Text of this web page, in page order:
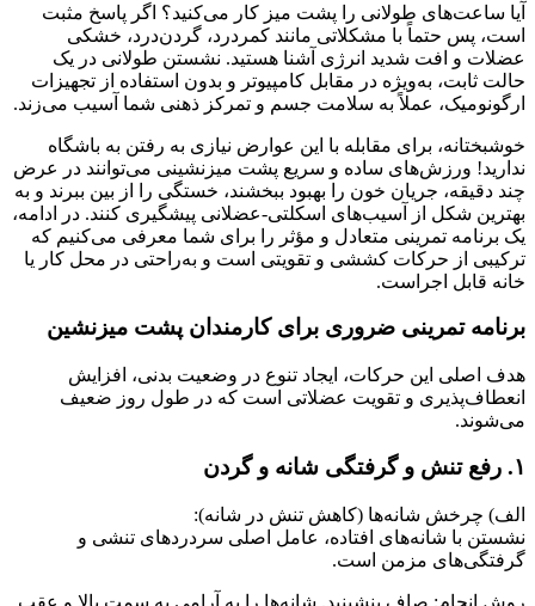
آیا ساعت‌های طولانی را پشت میز کار می‌کنید؟ اگر پاسخ مثبت
است، پس حتماً با مشکلاتی مانند کمردرد، گردن‌درد، خشکی
عضلات و افت شدید انرژی آشنا هستید. نشستن طولانی در یک
حالت ثابت، به‌ویژه در مقابل کامپیوتر و بدون استفاده از تجهیزات
ارگونومیک، عملاً به سلامت جسم و تمرکز ذهنی شما آسیب می‌زند.
خوشبختانه، برای مقابله با این عوارض نیازی به رفتن به باشگاه
ندارید! ورزش‌های ساده و سریع پشت میزنشینی می‌توانند در عرض
چند دقیقه، جریان خون را بهبود ببخشند، خستگی را از بین ببرند و به
بهترین شکل از آسیب‌های اسکلتی-عضلانی پیشگیری کنند. در ادامه،
یک برنامه تمرینی متعادل و مؤثر را برای شما معرفی می‌کنیم که
ترکیبی از حرکات کششی و تقویتی است و به‌راحتی در محل کار یا
خانه قابل اجراست.
برنامه تمرینی ضروری برای کارمندان پشت میزنشین
هدف اصلی این حرکات، ایجاد تنوع در وضعیت بدنی، افزایش
انعطاف‌پذیری و تقویت عضلاتی است که در طول روز ضعیف
می‌شوند.
۱. رفع تنش و گرفتگی شانه و گردن
الف) چرخش شانه‌ها (کاهش تنش در شانه):
نشستن با شانه‌های افتاده، عامل اصلی سردردهای تنشی و
گرفتگی‌های مزمن است.
روش انجام: صاف بنشینید. شانه‌ها را به آرامی به سمت بالا و عقب